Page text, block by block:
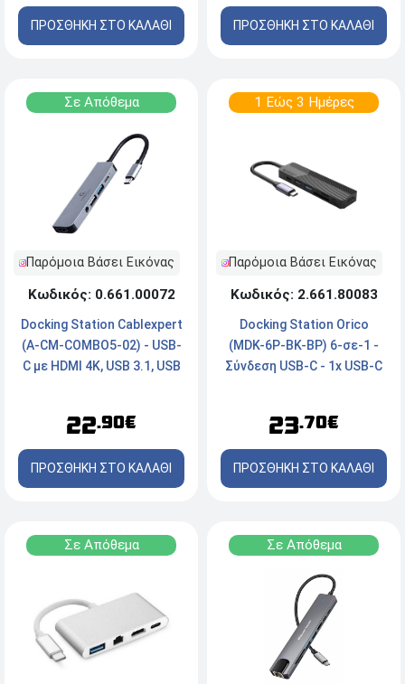
ΠΡΟΣΘΗΚΗ ΣΤΟ ΚΑΛΑΘΙ ΠΡΟΣΘΗΚΗ ΣΤΟ ΚΑΛΑΘΙ
Σε Απόθεμα
Παρόμοια Βάσει Εικόνας
Κωδικός: 0.661.00072
Docking Station Cablexpert
(A-CM-COMBO5-02) - USB-
C με HDMI 4K, USB 3.1, USB
22.90€
ΠΡΟΣΘΗΚΗ ΣΤΟ ΚΑΛΑΘΙ
1 Εώς 3 Ημέρες
Παρόμοια Βάσει Εικόνας
Κωδικός: 2.661.80083
Docking Station Orico
(MDK-6P-BK-BP) 6-σε-1 -
Σύνδεση USB-C - 1x USB-C
SD - Μαύρο
23.70€
ΠΡΟΣΘΗΚΗ ΣΤΟ ΚΑΛΑΘΙ
Σε Απόθεμα Σε Απόθεμα